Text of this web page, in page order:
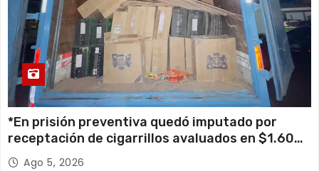
*En prisión preventiva quedó imputado por
receptación de cigarrillos avaluados en $1.600
millones*
Ago 5, 2026